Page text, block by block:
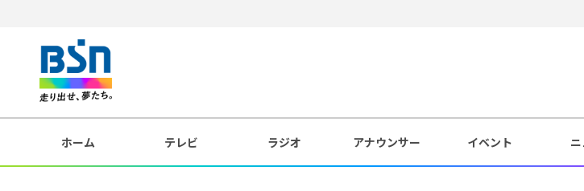
ホーム テレビ ラジオ アナウンサー イベント